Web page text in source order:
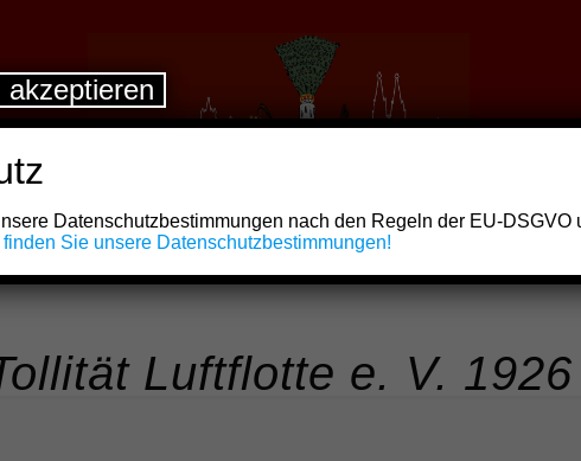
Luftflotte e. V. 1926
Datenschutzbestimmungen nach den Regeln der EU-DSGVO
finden Sie unsere Datenschutzbestimmungen!